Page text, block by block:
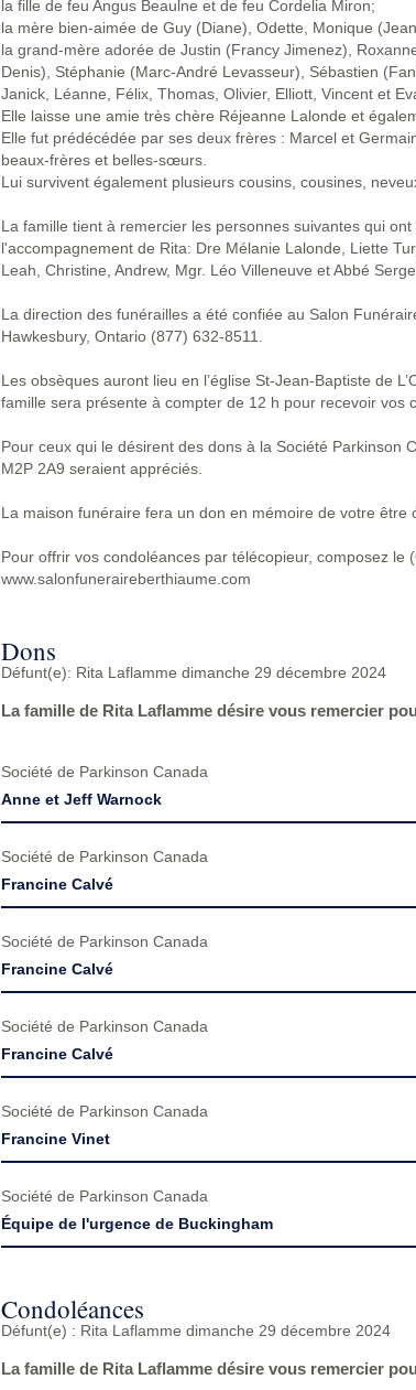
la fille de feu Angus Beaulne et de feu Cordelia Miron;
la mère bien-aimée de Guy (Diane), Odette, Monique
la grand-mère adorée de Justin (Francy Jimenez),
Denis), Stéphanie (Marc-André Levasseur), Sébastien
Janick, Léanne, Félix, Thomas, Olivier, Elliott, Vincent et
Elle laisse une amie très chère Réjeanne Lalonde et
Elle fut prédécédée par ses deux frères : Marcel et
beaux-frères et belles-sœurs.
Lui survivent également plusieurs cousins, cousines,
La famille tient à remercier les personnes suivantes qui
l'accompagnement de Rita: Dre Mélanie Lalonde, Liette
Leah, Christine, Andrew, Mgr. Léo Villeneuve et Abbé
La direction des funérailles a été confiée au Salon
Hawkesbury, Ontario (877) 632-8511.
Les obsèques auront lieu en l’église St-Jean-Baptiste de
famille sera présente à compter de 12 h pour recevoir vos
Pour ceux qui le désirent des dons à la Société Parkinson
M2P 2A9 seraient appréciés.
La maison funéraire fera un don en mémoire de votre être
Pour offrir vos condoléances par télécopieur, composez
www.salonfuneraireberthiaume.com
Dons
Défunt(e): Rita Laflamme dimanche 29 décembre 2024
La famille de Rita Laflamme désire vous remercier
Société de Parkinson Canada
Anne et Jeff Warnock
Société de Parkinson Canada
Francine Calvé
Société de Parkinson Canada
Francine Calvé
Société de Parkinson Canada
Francine Calvé
Société de Parkinson Canada
Francine Vinet
Société de Parkinson Canada
Équipe de l'urgence de Buckingham
Condoléances
Défunt(e) : Rita Laflamme dimanche 29 décembre 2024
La famille de Rita Laflamme désire vous remercier